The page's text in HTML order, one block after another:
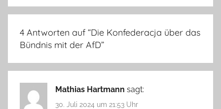
4 Antworten auf “Die Konfederacja über das
Bündnis mit der AfD”
Mathias Hartmann sagt:
30. Juli 2024 um 21:53 Uhr